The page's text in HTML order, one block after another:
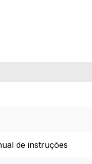
de instruções